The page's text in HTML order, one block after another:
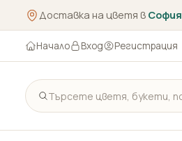
Доставка на цветя в София
Начало Вход Регистрация